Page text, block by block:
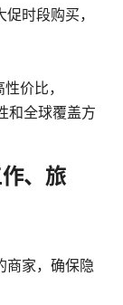
时段购买，
价比，
和全球覆盖方
、旅
商家，确保隐